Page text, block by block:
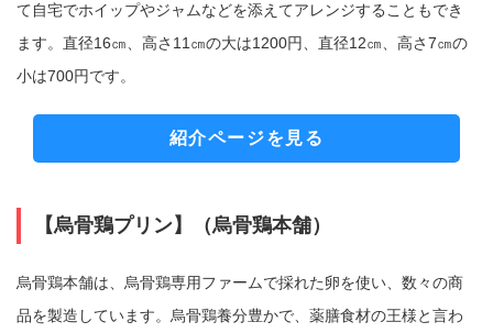
て自宅でホイップやジャムなどを添えてアレンジすることもでき
ます。直径16㎝、高さ11㎝の大は1200円、直径12㎝、高さ7㎝の
小は700円です。
紹介ページを見る
【烏骨鶏プリン】（烏骨鶏本舗）
烏骨鶏本舗は、烏骨鶏専用ファームで採れた卵を使い、数々の商
品を製造しています。烏骨鶏養分豊かで、薬膳食材の王様と言わ